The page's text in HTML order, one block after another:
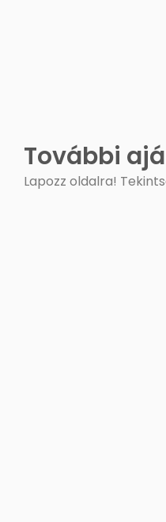
További
Lapozz oldalra!